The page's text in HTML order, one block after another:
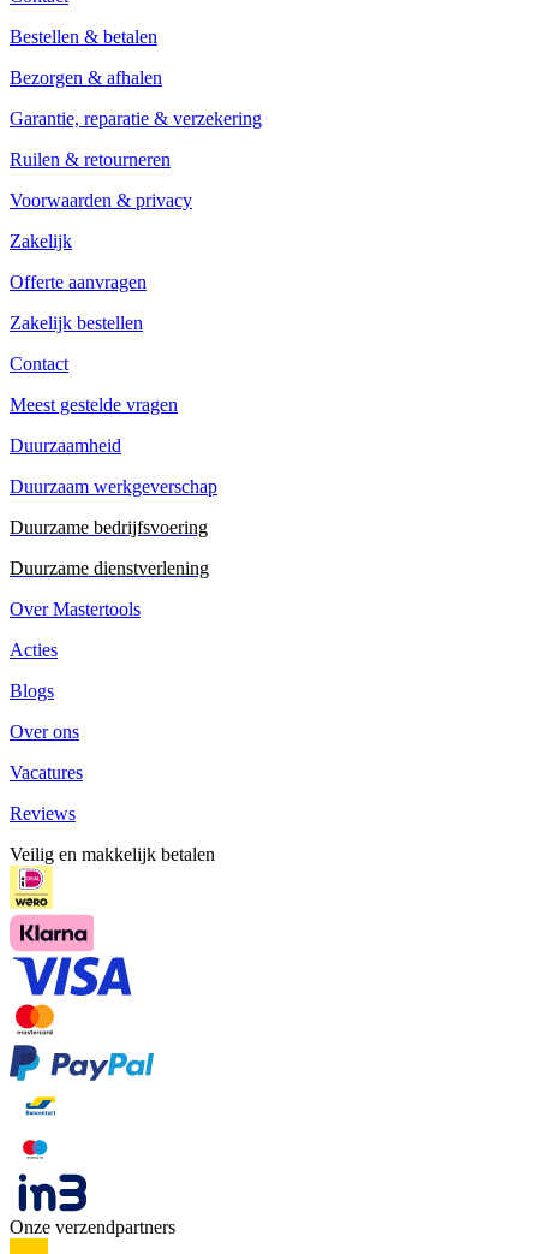
Bestellen & betalen
Bezorgen & afhalen
Garantie, reparatie & verzekering
Ruilen & retourneren
Voorwaarden & privacy
Zakelijk
Offerte aanvragen
Zakelijk bestellen
Contact
Meest gestelde vragen
Duurzaamheid
Duurzaam werkgeverschap
Duurzame bedrijfsvoering
Duurzame dienstverlening
Over Mastertools
Acties
Blogs
Over ons
Vacatures
Reviews
Veilig en makkelijk betalen
Onze verzendpartners